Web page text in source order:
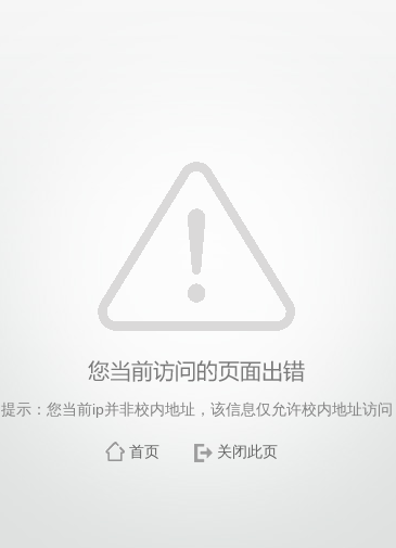
提示：您当前ip并非校内地址，该信息仅允许校内地址访问
首页 关闭此页